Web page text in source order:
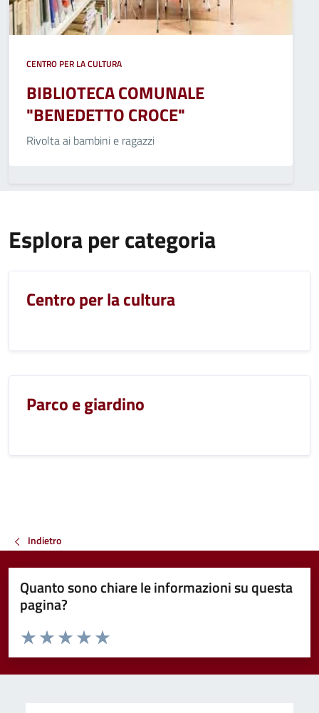
CENTRO PER LA CULTURA
BIBLIOTECA COMUNALE
"BENEDETTO CROCE"
Rivolta ai bambini e ragazzi
Esplora per categoria
Centro per la cultura
Parco e giardino
Indietro
Quanto sono chiare le informazioni su questa
pagina?
Valuta da 1 a 5 stelle la pagina
Valuta 5 stelle su 5
Valuta 4 stelle su 5
Valuta 3 stelle su 5
Valuta 2 stelle su 5
Valuta 1 stelle su 5